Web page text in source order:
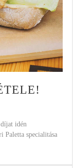
idén
Paletta specialitása